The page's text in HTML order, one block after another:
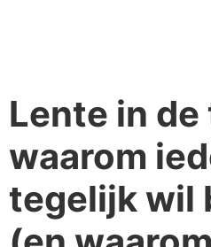
Lente in
waarom
tegelijk wil